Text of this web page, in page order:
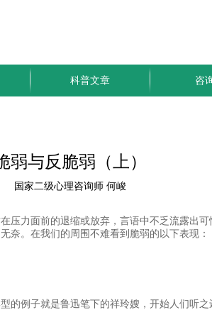
科普文章 咨
弱与反脆弱（上）
国家二级心理咨询师 何峻
压力面前的退缩或放弃，言语中不乏流露出
奈。在我们的周围不难看到脆弱的以下表现：
的例子就是鲁迅笔下的祥玲嫂，开始人们听